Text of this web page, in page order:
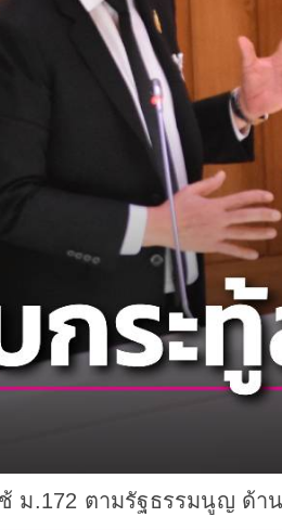
ม.172 ตามรัฐธรรมนูญ ด้